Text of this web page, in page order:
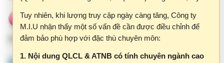
đảm bảo phù hợp với đặc thù chuyên môn:
1. Nội dung QLCL & ATNB có tính chuyên ngành cao
sai sót.
Diễn đàn - Hỏi đáp Hỗ trợ trang NOVA https://nova.qlbv.vn
Bước 1: Đăng nhập tài khoản
nova của bệnh viện